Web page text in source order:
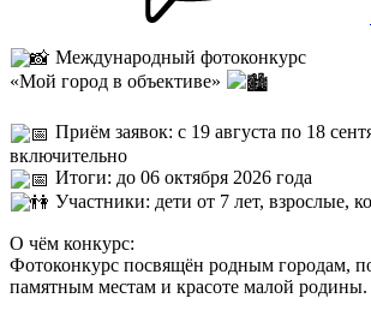
Международный фотоконкурс
«Мой город в объективе»
Приём заявок: с 19 августа по 18
включительно
Итоги: до 06 октября 2026 года
Участники: дети от 7 лет, взрослые,
О чём конкурс:
Фотоконкурс посвящён родным городам,
памятным местам и красоте малой родины.